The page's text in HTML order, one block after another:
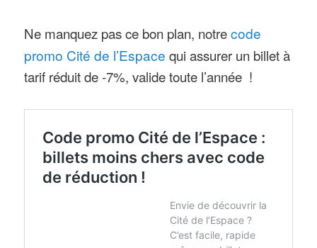
simulateur « LuneXplorer« , un
parcours en 4 étapes : découverte
des fusées et vaisseaux permettant
voyage pour 4 pour suivre une
mission, décollage avec le ressenti
alunissage. Nouvel atelier participatif
« Comment l’ESA recrute les
Ne manquez pas ce bon plan, notrecode
promo Cité de l’Espace qui assurer un billet à
tarif réduit de -7%, valide toute l’année !